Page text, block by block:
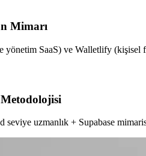
Mimarı
yönetim SaaS) ve Walletlify (kişisel
uzmanlık + Supabase